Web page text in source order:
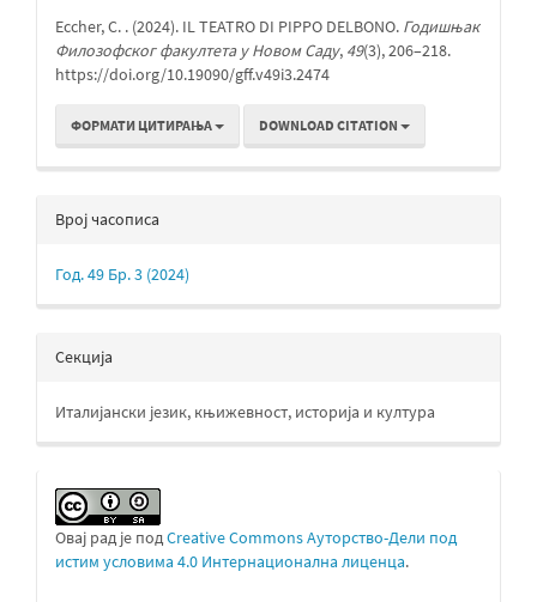
Eccher, C. . (2024). IL TEATRO DI PIPPO DELBONO. Годишњак
Филозофског факултета у Новом Саду, 49(3), 206–218.
https://doi.org/10.19090/gff.v49i3.2474
ФОРМАТИ ЦИТИРАЊА DOWNLOAD CITATION
Bрој часописа
Год. 49 Бр. 3 (2024)
Секција
Италијански језик, књижевност, историја и култура
Овај рад је подCreative Commons Aуторство-Дели под
истим условима 4.0 Интернационална лиценца.